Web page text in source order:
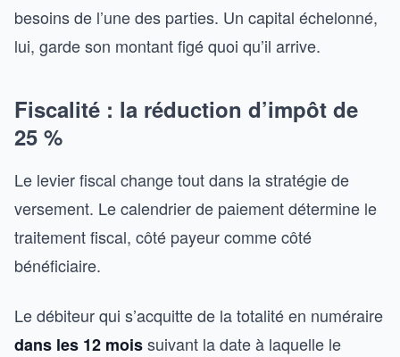
besoins de l’une des parties. Un capital échelonné,
lui, garde son montant figé quoi qu’il arrive.
Fiscalité : la réduction d’impôt de
25 %
Le levier fiscal change tout dans la stratégie de
versement. Le calendrier de paiement détermine le
traitement fiscal, côté payeur comme côté
bénéficiaire.
Le débiteur qui s’acquitte de la totalité en numéraire
dans les 12 moissuivant la date à laquelle le